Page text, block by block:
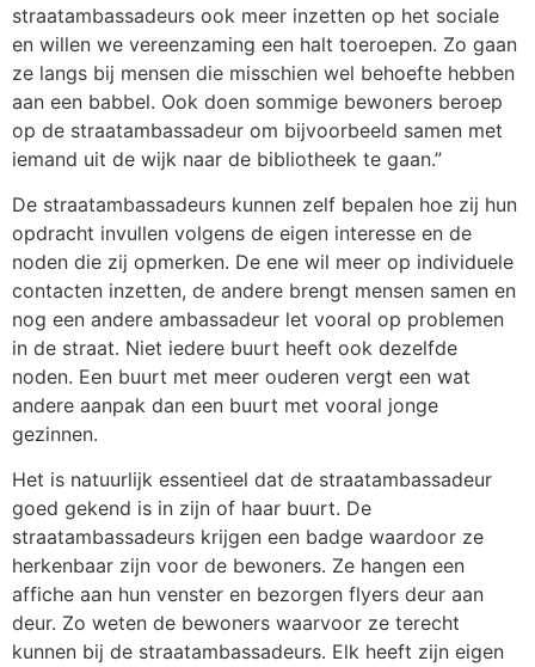
straatambassadeurs ook meer inzetten op het sociale
en willen we vereenzaming een halt toeroepen. Zo gaan
ze langs bij mensen die misschien wel behoefte hebben
aan een babbel. Ook doen sommige bewoners beroep
op de straatambassadeur om bijvoorbeeld samen met
iemand uit de wijk naar de bibliotheek te gaan.”
De straatambassadeurs kunnen zelf bepalen hoe zij hun
opdracht invullen volgens de eigen interesse en de
noden die zij opmerken. De ene wil meer op individuele
contacten inzetten, de andere brengt mensen samen en
nog een andere ambassadeur let vooral op problemen
in de straat. Niet iedere buurt heeft ook dezelfde
noden. Een buurt met meer ouderen vergt een wat
andere aanpak dan een buurt met vooral jonge
gezinnen.
Het is natuurlijk essentieel dat de straatambassadeur
goed gekend is in zijn of haar buurt. De
straatambassadeurs krijgen een badge waardoor ze
herkenbaar zijn voor de bewoners. Ze hangen een
affiche aan hun venster en bezorgen flyers deur aan
deur. Zo weten de bewoners waarvoor ze terecht
kunnen bij de straatambassadeurs. Elk heeft zijn eigen